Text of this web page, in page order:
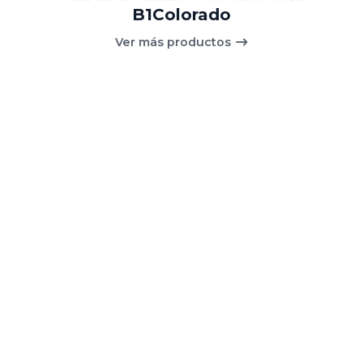
B1Colorado
Ver más productos